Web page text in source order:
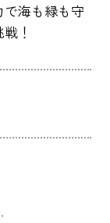
海も緑も守
！